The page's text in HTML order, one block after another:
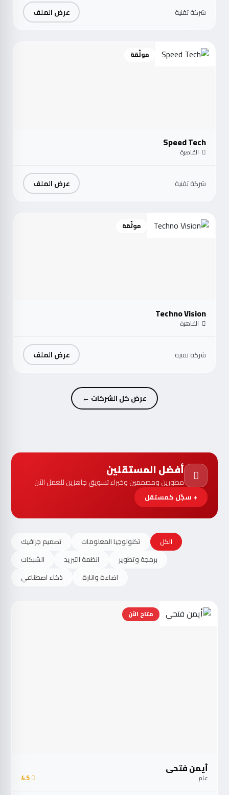
شركة تقنية عرض الملف
موثّقة
Speed Tech
القاهرة
شركة تقنية عرض الملف
موثّقة
Techno Vision
القاهرة
شركة تقنية عرض الملف
عرض كل الشركات ←
أفضل المستقلين
مطورين ومصممين وخبراء تسويق جاهزين للعمل الآن
+ سجّل كمستقل
الكل تكنولوجيا المعلومات
تصميم جرافيك
برمجة وتطوير
انظمة التبريد
الشبكات
اضاءة وانارة
ذكاء اصطناعي
متاح الآن
أيمن فتحي
عام 4.5